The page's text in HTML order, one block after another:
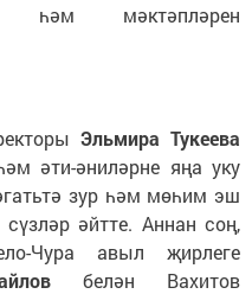
һәм мәктәпләрен
Эльмира Тукеева
әти-әниләрне яңа уку
зур һәм мөһим эш
әйтте. Аннан соң,
Чура авыл җирлеге
белән Вахитов